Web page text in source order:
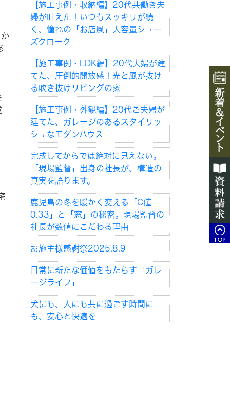
【施工事例・収納編】20代共働き夫
婦が叶えた！いつもスッキリが続
く、憧れの「お店風」大容量シュー
ズクローク
【施工事例・LDK編】20代夫婦が建
てた、圧倒的開放感！光と風が抜け
る吹き抜けリビングの家
【施工事例・外観編】20代ご夫婦が
建てた、ガレージのあるスタイリッ
シュなモダンハウス
完成してからでは絶対に見えない。
「現場監督」出身の社長が、構造の
真実を語ります。
鹿児島の冬を暖かく変える「C値
0.33」と「窓」の秘密。現場監督の
社長が数値にこだわる理由
お施主様感謝祭2025.8.9
日常に新たな価値をもたらす「ガレ
ージライフ」
犬にも、人にも共に過ごす時間に
も、安心と快適を